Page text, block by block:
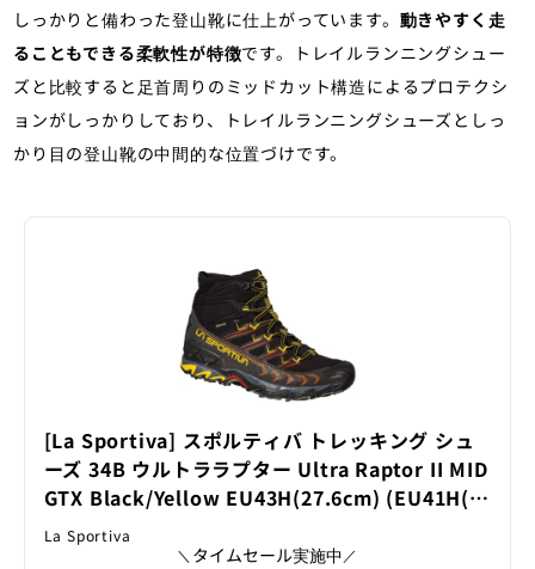
しっかりと備わった登山靴に仕上がっています。 動きやすく走
ることもできる柔軟性が特徴です。トレイルランニングシュー
ズと比較すると足首周りのミッドカット構造によるプロテクシ
ョンがしっかりしており、トレイルランニングシューズとしっ
かり目の登山靴の中間的な位置づけです。
[La Sportiva] スポルティバ トレッキング シュ
ーズ 34B ウルトララプター Ultra Raptor II MID
GTX Black/Yellow EU43H(27.6cm) (EU41H(2
6.4cm)) [並行輸入品]
La Sportiva
＼ タイムセール実施中／